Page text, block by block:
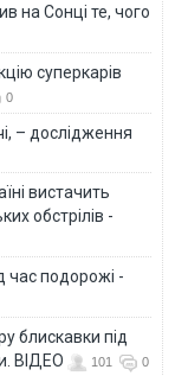
на Сонці те, чого
суперкарів
0
– дослідження
вистачить
обстрілів -
час подорожі -
блискавки під
ВІДЕО
101 0